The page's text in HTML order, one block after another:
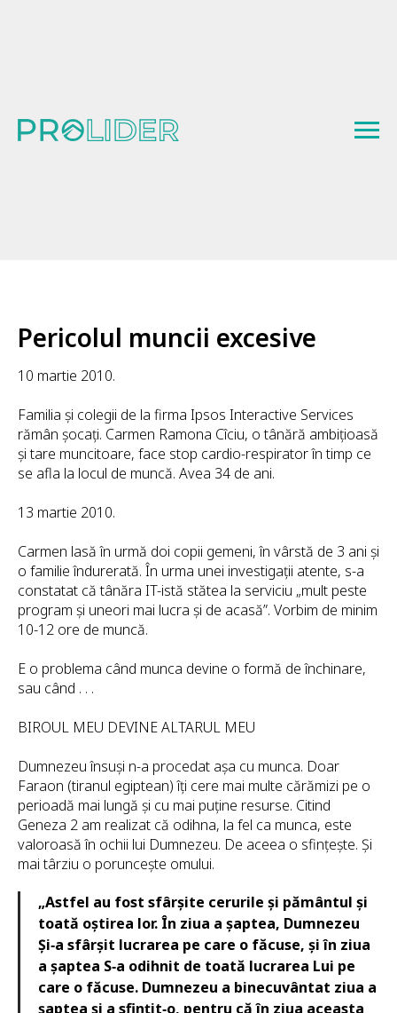
Pericolul muncii excesive
10 martie 2010.
Familia și colegii de la firma Ipsos Interactive Services
rămân șocați. Carmen Ramona Cîciu, o tânără ambițioasă
și tare muncitoare, face stop cardio-respirator în timp ce
se afla la locul de muncă. Avea 34 de ani.
13 martie 2010.
Carmen lasă în urmă doi copii gemeni, în vârstă de 3 ani și
o familie îndurerată. În urma unei investigații atente, s-a
constatat că tânăra IT-istă stătea la serviciu „mult peste
program și uneori mai lucra și de acasă”. Vorbim de minim
10-12 ore de muncă.
E o problema când munca devine o formă de închinare,
sau când . . .
BIROUL MEU DEVINE ALTARUL MEU
Dumnezeu însuși n-a procedat așa cu munca. Doar
Faraon (tiranul egiptean) îți cere mai multe cărămizi pe o
perioadă mai lungă și cu mai puține resurse. Citind
Geneza 2 am realizat că odihna, la fel ca munca, este
valoroasă în ochii lui Dumnezeu. De aceea o sfințește. Și
mai târziu o poruncește omului.
„Astfel au fost sfârșite cerurile și pământul și
toată oștirea lor. În ziua a șaptea, Dumnezeu
Și‑a sfârșit lucrarea pe care o făcuse, și în ziua
a șaptea S‑a odihnit de toată lucrarea Lui pe
care o făcuse. Dumnezeu a binecuvântat ziua a
șaptea și a sfințit‑o, pentru că în ziua aceasta